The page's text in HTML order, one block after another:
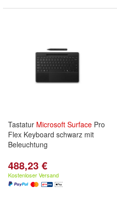
Tastatur Microsoft Surface Pro
Flex Keyboard schwarz mit
Beleuchtung
488,23 €
Kostenloser Versand